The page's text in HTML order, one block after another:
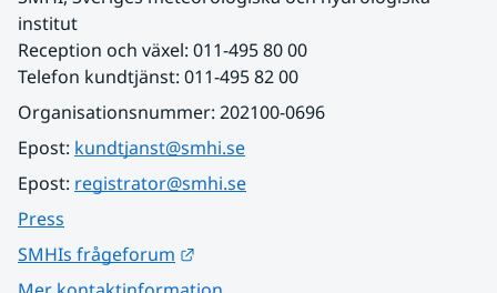
institut
Reception och växel: 011-495 80 00
Telefon kundtjänst: 011-495 82 00
Organisationsnummer: 202100-0696
Epost: kundtjanst@smhi.se
Epost: registrator@smhi.se
Press
SMHIs frågeforum